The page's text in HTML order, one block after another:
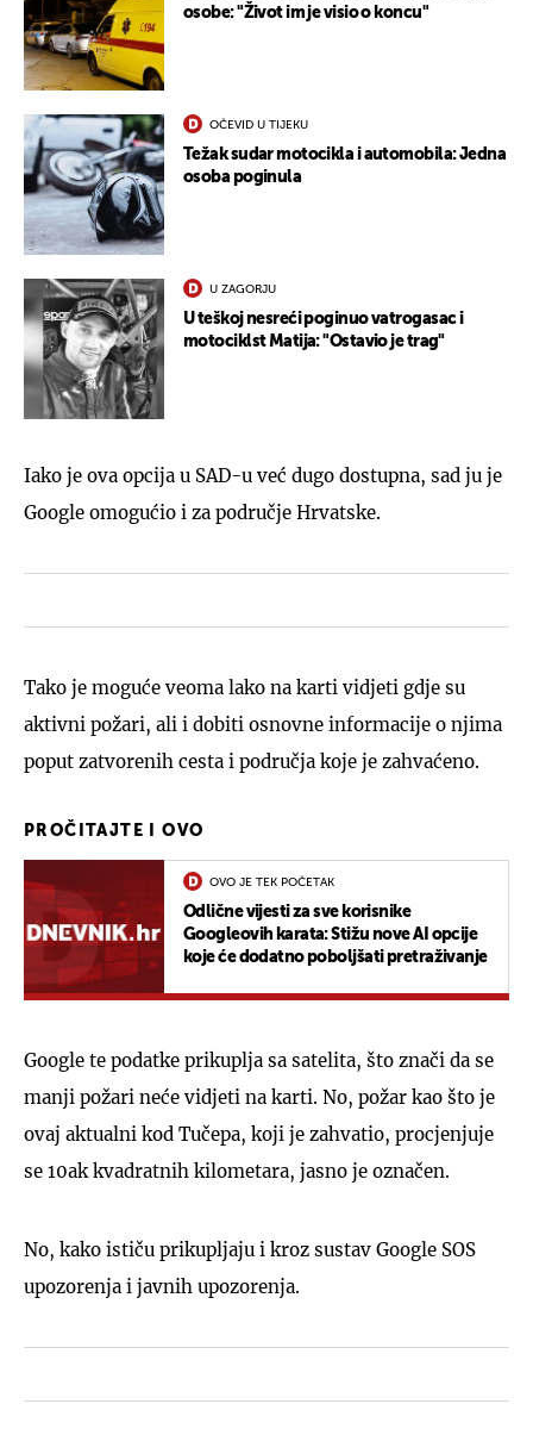
osobe: "Život im je visio o koncu"
OČEVID U TIJEKU
Težak sudar motocikla i automobila: Jedna
osoba poginula
U ZAGORJU
U teškoj nesreći poginuo vatrogasac i
motociklst Matija: "Ostavio je trag"
Iako je ova opcija u SAD-u već dugo dostupna, sad ju je
Google omogućio i za područje Hrvatske.
Tako je moguće veoma lako na karti vidjeti gdje su
aktivni požari, ali i dobiti osnovne informacije o njima
poput zatvorenih cesta i područja koje je zahvaćeno.
PROČITAJTE I OVO
OVO JE TEK POČETAK
Odlične vijesti za sve korisnike
Googleovih karata: Stižu nove AI opcije
koje će dodatno poboljšati pretraživanje
Google te podatke prikuplja sa satelita, što znači da se
manji požari neće vidjeti na karti. No, požar kao što je
ovaj aktualni kod Tučepa, koji je zahvatio, procjenjuje
se 10ak kvadratnih kilometara, jasno je označen.
No, kako ističu prikupljaju i kroz sustav Google SOS
upozorenja i javnih upozorenja.